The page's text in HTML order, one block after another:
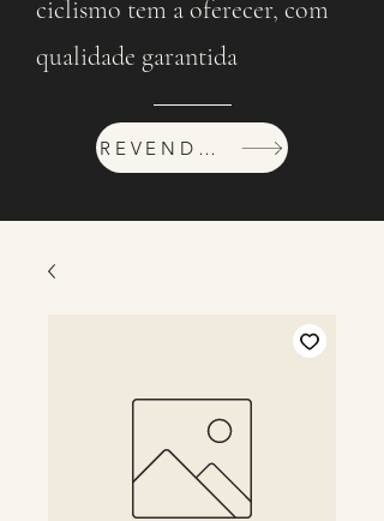
ciclismo tem a oferecer, com
qualidade garantida
REVENDEDORES